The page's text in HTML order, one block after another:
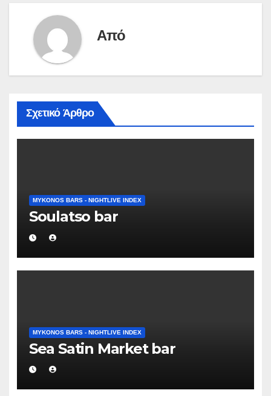
Από
Σχετικό Άρθρο
MYKONOS BARS - NIGHTLIVE INDEX
Soulatso bar
MYKONOS BARS - NIGHTLIVE INDEX
Sea Satin Market bar